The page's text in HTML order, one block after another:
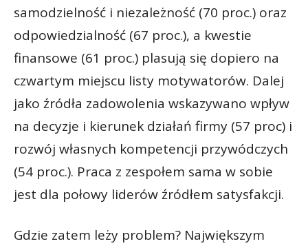
samodzielność i niezależność (70 proc.) oraz
odpowiedzialność (67 proc.), a kwestie
finansowe (61 proc.) plasują się dopiero na
czwartym miejscu listy motywatorów. Dalej
jako źródła zadowolenia wskazywano wpływ
na decyzje i kierunek działań firmy (57 proc) i
rozwój własnych kompetencji przywódczych
(54 proc.). Praca z zespołem sama w sobie
jest dla połowy liderów źródłem satysfakcji.
Gdzie zatem leży problem? Największym